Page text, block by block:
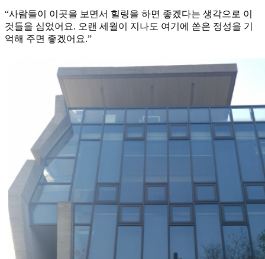
“사람들이 이곳을 보면서 힐링을 하면 좋겠다는 생각으로 이
것들을 심었어요. 오랜 세월이 지나도 여기에 쏟은 정성을 기
억해 주면 좋겠어요.”